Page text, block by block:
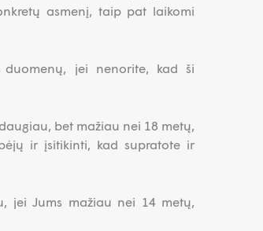
asmenį, taip pat laikomi
duomenų, jei nenorite, kad ši
bet mažiau nei 18 metų,
ir įsitikinti, kad supratote ir
jei Jums mažiau nei 14 metų,